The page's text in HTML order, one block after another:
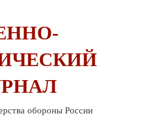
обороны России